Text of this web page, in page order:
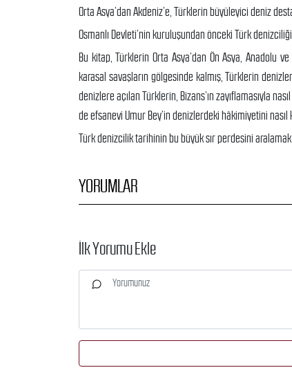
Orta Asya’dan Akdeniz’e, Türklerin büyüleyici deniz
Osmanlı Devleti’nin kuruluşundan önceki Türk
Bu kitap, Türklerin Orta Asya’dan Ön Asya, Anadolu
karasal savaşların gölgesinde kalmış, Türklerin
denizlere açılan Türklerin, Bizans’ın zayıflamasıyla
de efsanevi Umur Bey’in denizlerdeki hâkimiyetini
Türk denizcilik tarihinin bu büyük sır perdesini
YORUMLAR
İlk Yorumu Ekle